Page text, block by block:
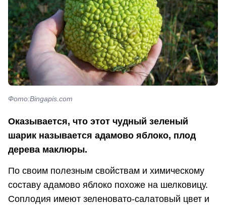
Фото:Bingapis.com
Оказывается, что этот чудный зеленый
шарик называется адамово яблоко, плод
дерева маклюры.
По своим полезным свойствам и химическому
составу адамово яблоко похоже на шелковицу.
Соплодия имеют зеленовато-салатовый цвет и